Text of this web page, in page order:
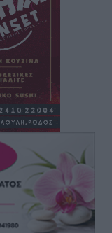
τον
εκδηλώσεις
είναι